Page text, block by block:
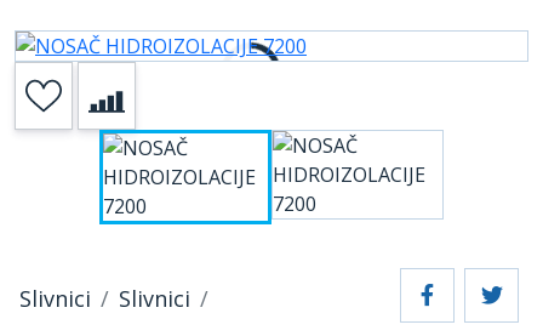
Slivnici Slivnici